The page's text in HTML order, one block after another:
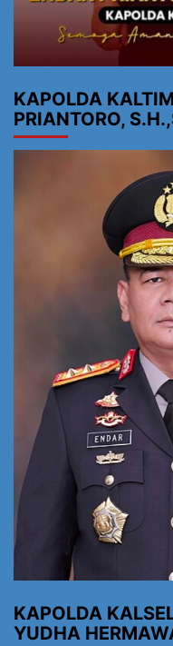
KAPOLDA
PRIANTORO,
KAPOLDA
YUDHA